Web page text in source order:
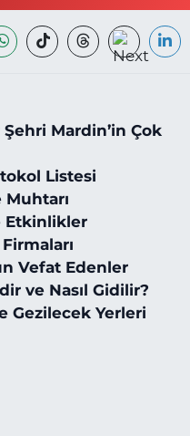
Mardin’in Çok
Listesi
Etkinlikler
Vefat Edenler
ve Nasıl Gidilir?
Gezilecek Yerleri